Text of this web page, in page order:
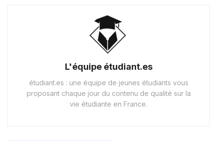
L'équipe étudiant.es
étudiant.es : une équipe de jeunes étudiants vous
proposant chaque jour du contenu de qualité sur la
vie étudiante en France.